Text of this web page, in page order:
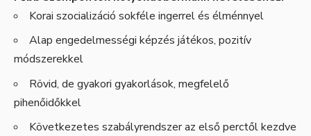
Korai szocializáció sokféle ingerrel és élménnyel
Alap engedelmességi képzés játékos, pozitív
módszerekkel
Rövid, de gyakori gyakorlások, megfelelő
pihenőidőkkel
Következetes szabályrendszer az első perctől kezdve